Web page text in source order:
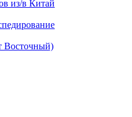
из/в Китай
Восточный)